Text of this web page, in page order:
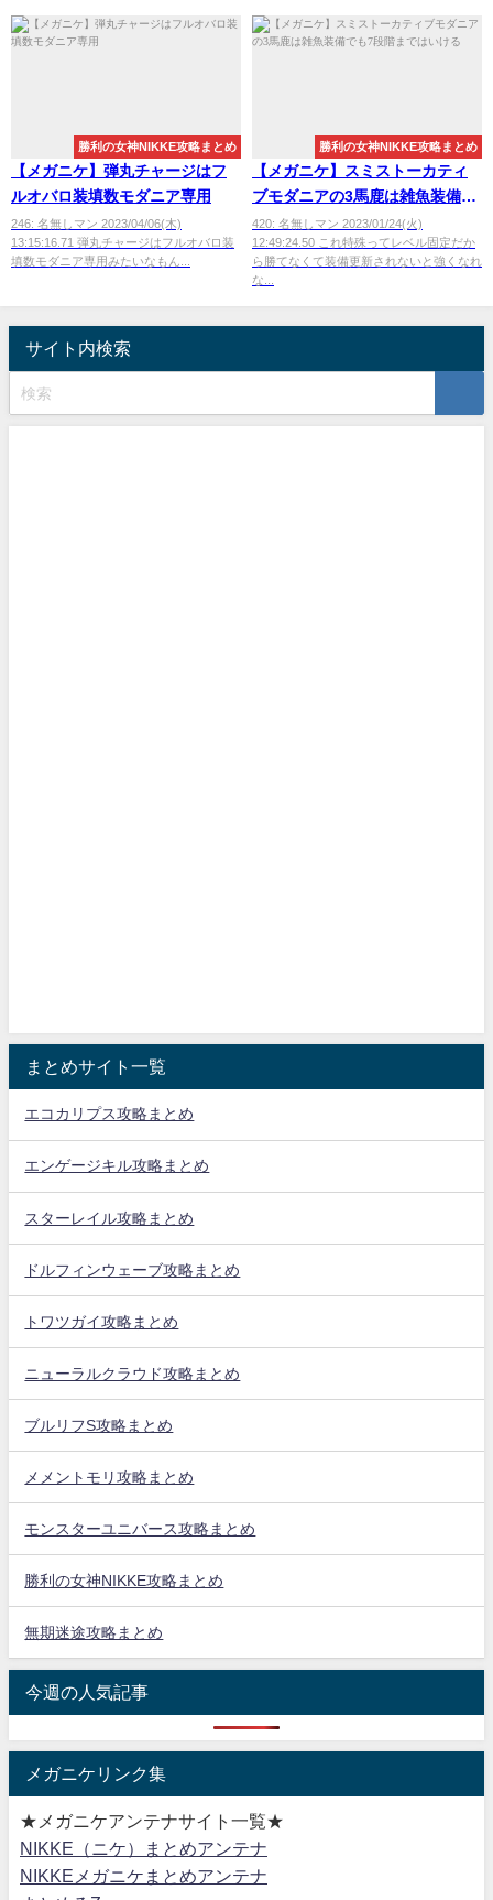
勝利の女神NIKKE攻略まとめ
【メガニケ】弾丸チャージはフ
ルオバロ装填数モダニア専用
246: 名無しマン 2023/04/06(木)
13:15:16.71 弾丸チャージはフルオバロ装
填数モダニア専用みたいなもん...
勝利の女神NIKKE攻略まとめ
【メガニケ】スミストーカティ
ブモダニアの3馬鹿は雑魚装備で
も7段階まではいける
420: 名無しマン 2023/01/24(火)
12:49:24.50 これ特殊ってレベル固定だか
ら勝てなくて装備更新されないと強くなれ
な...
サイト内検索
まとめサイト一覧
エコカリプス攻略まとめ
エンゲージキル攻略まとめ
スターレイル攻略まとめ
ドルフィンウェーブ攻略まとめ
トワツガイ攻略まとめ
ニューラルクラウド攻略まとめ
ブルリフS攻略まとめ
メメントモリ攻略まとめ
モンスターユニバース攻略まとめ
勝利の女神NIKKE攻略まとめ
無期迷途攻略まとめ
今週の人気記事
メガニケリンク集
★メガニケアンテナサイト一覧★
NIKKE（ニケ）まとめアンテナ
NIKKEメガニケまとめアンテナ